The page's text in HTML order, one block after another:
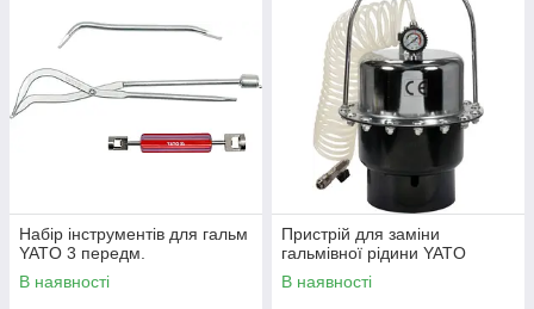
Набір інструментів для гальм
YATO 3 передм.
В наявності
Пристрій для заміни
гальмівної рідини YATO
В наявності